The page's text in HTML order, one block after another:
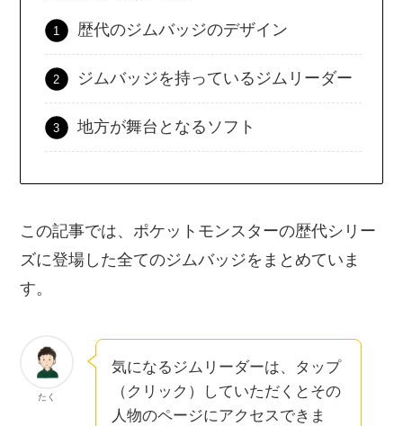
歴代のジムバッジのデザイン
ジムバッジを持っているジムリーダー
地方が舞台となるソフト
この記事では、ポケットモンスターの歴代シリー
ズに登場した全てのジムバッジをまとめていま
す。
たく
気になるジムリーダーは、タップ
（クリック）していただくとその
人物のページにアクセスできま